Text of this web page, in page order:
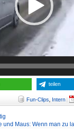
teilen
Fun-Clips Intern |
und Maus: Wenn man zu